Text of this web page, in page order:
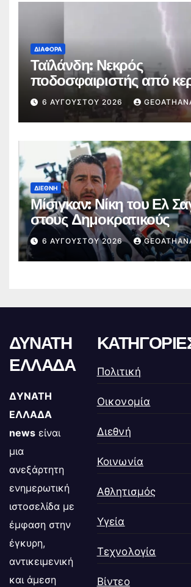
ΔΙΆΦΟΡΑ
Ταϊλάνδη: Νεκρός
ποδοσφαιριστής από
6 ΑΥΓΟΎΣΤΟΥ 2026
ΔΙΕΘΝΉ
Μίσιγκαν: Νίκη του Ελ
στους Δημοκρατικούς
6 ΑΥΓΟΎΣΤΟΥ 2026
ΔΥΝΑΤΗ
ΕΛΛΑΔΑ
ΔΥΝΑΤΗ
ΕΛΛΑΔΑ
news είναι
μια
ανεξάρτητη
ενημερωτική
ιστοσελίδα με
έμφαση στην
έγκυρη,
αντικειμενική
και άμεση
Πολιτική
Οικονομία
Διεθνή
Κοινωνία
Αθλητισμός
Υγεία
Τεχνολογία
Βίντεο